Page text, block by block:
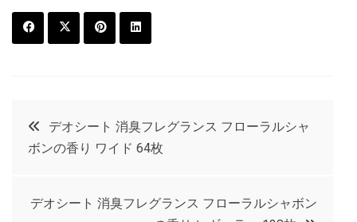
t
e
投
稿
ナ
デオシート 消臭フレグランス フローラルシャ
ボンの香り ワイド 64枚
デオシート 消臭フレグランス フローラルシャボン